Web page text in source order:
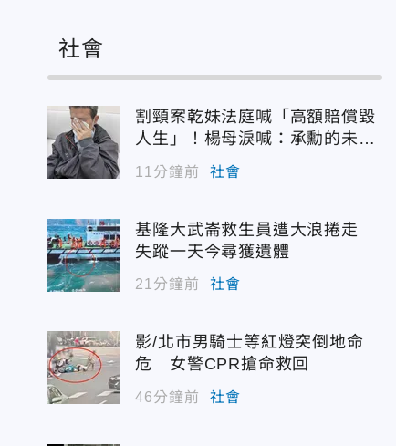
社會
割頸案乾妹法庭喊「高額賠償毀
人生」！楊母淚喊：承勳的未來
11分鐘前 社會
基隆大武崙救生員遭大浪捲走
失蹤一天今尋獲遺體
21分鐘前 社會
影/北市男騎士等紅燈突倒地命
危 女警CPR搶命救回
46分鐘前 社會